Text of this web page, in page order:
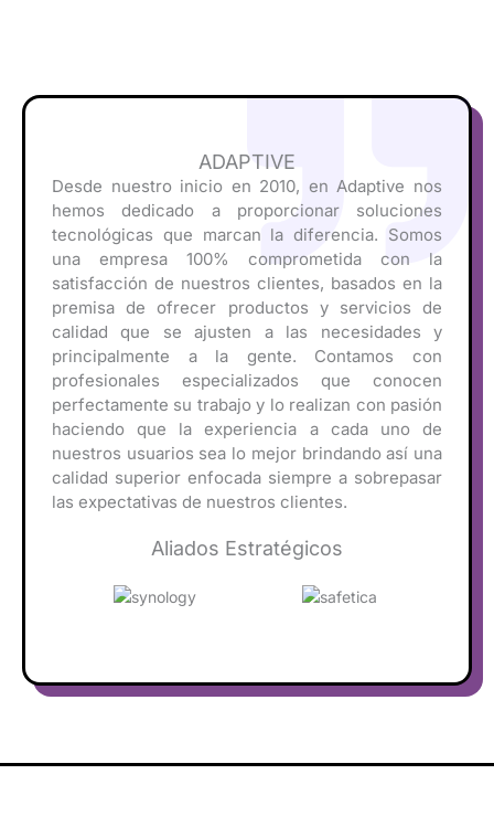
ADAPTIVE
Desde nuestro inicio en 2010, en Adaptive nos
hemos dedicado a proporcionar soluciones
tecnológicas que marcan la diferencia. Somos
una empresa 100% comprometida con la
satisfacción de nuestros clientes, basados en la
premisa de ofrecer productos y servicios de
calidad que se ajusten a las necesidades y
principalmente a la gente. Contamos con
profesionales especializados que conocen
perfectamente su trabajo y lo realizan con pasión
haciendo que la experiencia a cada uno de
nuestros usuarios sea lo mejor brindando así una
calidad superior enfocada siempre a sobrepasar
las expectativas de nuestros clientes.
Aliados Estratégicos